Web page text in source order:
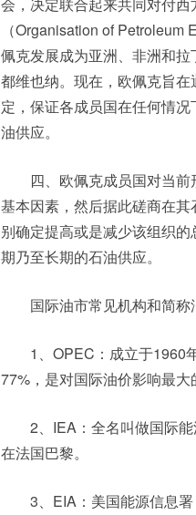
（Organisation of
佩克发展成为亚洲、非洲和
都维也纳。现在，欧佩克旨
定，保证各成员国在任何情
油供应。
四、欧佩克成员国对当
基本因素，然后据此磋商在
别确定提高或是减少该组织
期乃至长期的石油供应。
国际油市常见机构和简称
1、OPEC：成立于1960
77%，是对国际油价影响最大
2、IEA：全名叫做国际
在法国巴黎。
3、EIA：美国能源信息